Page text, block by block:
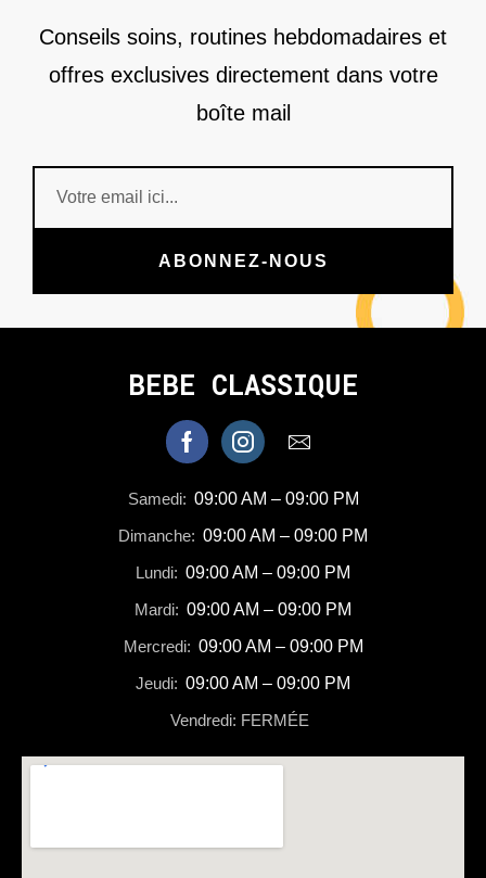
Conseils soins, routines hebdomadaires et
offres exclusives directement dans votre
boîte mail
ABONNEZ-NOUS
BEBE CLASSIQUE
Samedi: 09:00 AM – 09:00 PM
Dimanche: 09:00 AM – 09:00 PM
Lundi: 09:00 AM – 09:00 PM
Mardi: 09:00 AM – 09:00 PM
Mercredi: 09:00 AM – 09:00 PM
Jeudi: 09:00 AM – 09:00 PM
Vendredi: FERMÉE